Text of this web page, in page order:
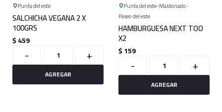
Punta del este
SALCHICHA VEGANA 2 X
100GRS
$459
- +
Punta del este Maldonado
Paseo del este
HAMBURGUESA NEXT TOO
X2
$159
- +